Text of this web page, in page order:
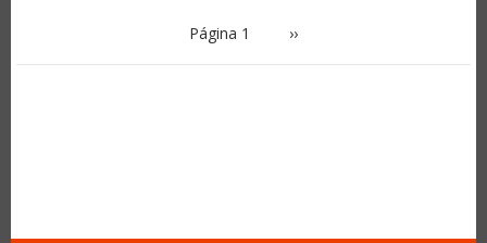
Página 1 Próxima
››